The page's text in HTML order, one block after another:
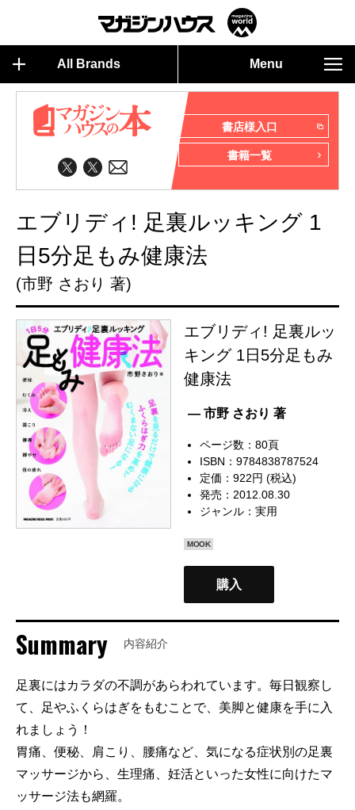
All Brands Menu
書店様入口
書籍一覧
エブリディ! 足裏ルッキング 1
日5分足もみ健康法
(市野 さおり 著)
エブリディ! 足裏ルッ
キング 1日5分足もみ
健康法
— 市野 さおり 著
ページ数：80頁
ISBN：9784838787524
定価：922円 (税込)
発売：2012.08.30
ジャンル：実用
MOOK
購入
Summary 内容紹介
足裏にはカラダの不調があらわれています。毎日観察し
て、足やふくらはぎをもむことで、美脚と健康を手に入
れましょう！
胃痛、便秘、肩こり、腰痛など、気になる症状別の足裏
マッサージから、生理痛、妊活といった女性に向けたマ
ッサージ法も網羅。